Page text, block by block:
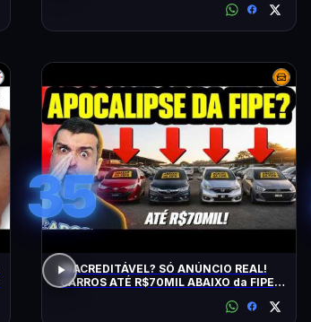
35
INACREDITÁVEL? SÓ ANÚNCIO REAL!
CARROS ATÉ R$70MIL ABAIXO da FIPE: